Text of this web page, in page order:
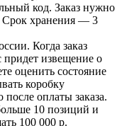
код. Заказ нужно
Срок хранения — 3
Когда заказ
придет извещение о
оценить состояние
коробку
оплаты заказа.
10 позиций и
100 000 р.